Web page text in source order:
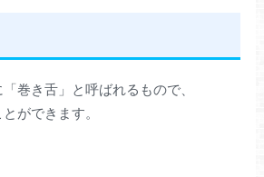
巻き舌」と呼ばれるもので、
ができます。